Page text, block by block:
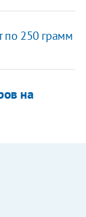
по 250 грамм
на